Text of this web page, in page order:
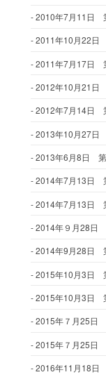
2010年7月11日
2011年10月22日
2011年7月17日
2012年10月21日
2012年7月14日
2013年10月27日
2013年6月8日
2014年7月13日
2014年7月13日
2014年９月28日
2014年9月28日
2015年10月3日
2015年10月3日
2015年７月25日
2015年７月25日
2016年11月18日